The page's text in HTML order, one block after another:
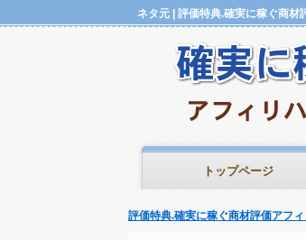
トップページ
評価特典.確実に稼ぐ商材評価アフ